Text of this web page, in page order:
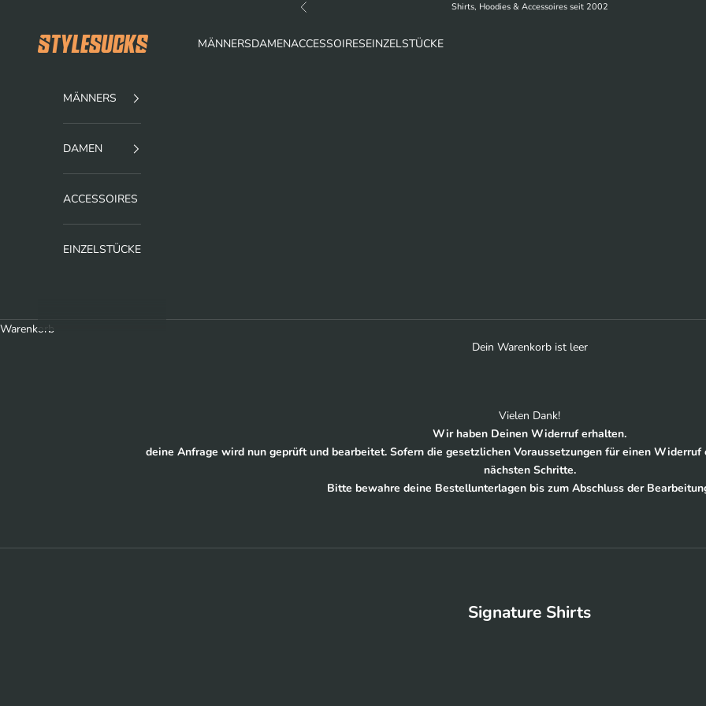
Zurück Shirts, Hoodies & Accessoires seit 2002
stylesucks MÄNNERSDAMENACCESSOIRESEINZELSTÜCKE
MÄNNERS
DAMEN
ACCESSOIRES
EINZELSTÜCKE
Warenkorb
Dein Warenkorb ist leer
Vielen Dank!
Wir haben Deinen Widerruf erhalten.
deine Anfrage wird nun geprüft und bearbeitet. Sofern die gesetzlichen Voraussetzungen für einen
nächsten Schritte.
Bitte bewahre deine Bestellunterlagen bis zum Abschluss der
Signature Shirts